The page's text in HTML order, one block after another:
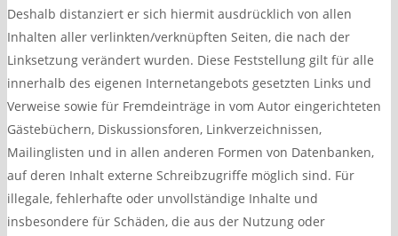
Deshalb distanziert er sich hiermit ausdrücklich von allen
Inhalten aller verlinkten/verknüpften Seiten, die nach der
Linksetzung verändert wurden. Diese Feststellung gilt für alle
innerhalb des eigenen Internetangebots gesetzten Links und
Verweise sowie für Fremdeinträge in vom Autor eingerichteten
Gästebüchern, Diskussionsforen, Linkverzeichnissen,
Mailinglisten und in allen anderen Formen von Datenbanken,
auf deren Inhalt externe Schreibzugriffe möglich sind. Für
illegale, fehlerhafte oder unvollständige Inhalte und
insbesondere für Schäden, die aus der Nutzung oder